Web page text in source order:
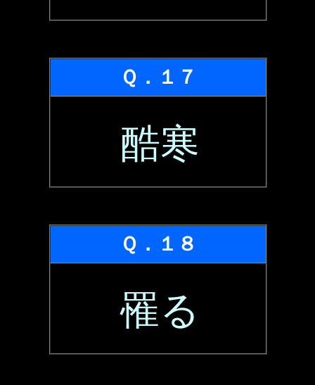
Ｑ．１７
酷寒
Ｑ．１８
罹る